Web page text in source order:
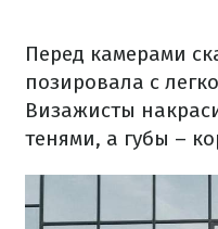
Перед камерами
позировала с
Визажисты
тенями, а губы –